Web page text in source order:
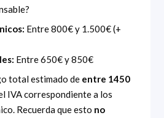
Entre 800€ y 1.500€ (+
Entre 650€ y 850€
total estimado de entre 1450
IVA correspondiente a los
Recuerda que esto no